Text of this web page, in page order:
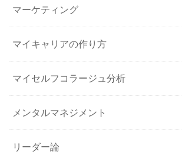
マーケティング
マイキャリアの作り方
マイセルフコラージュ分析
メンタルマネジメント
リーダー論